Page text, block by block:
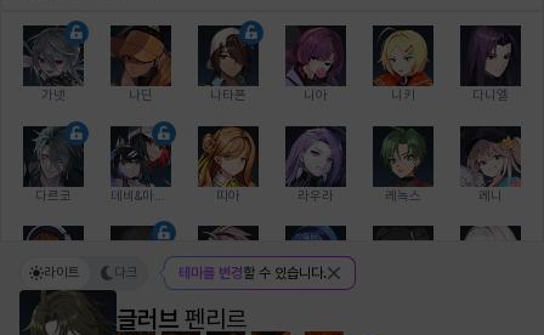
가넷 나딘 나타폰 니아 니키 다니엘
다르코 띠아 라우라 레녹스 레니
레온 루크 르노어
글러브 펜리르
라이트 다크 테마를 변경할 수 있습니다.